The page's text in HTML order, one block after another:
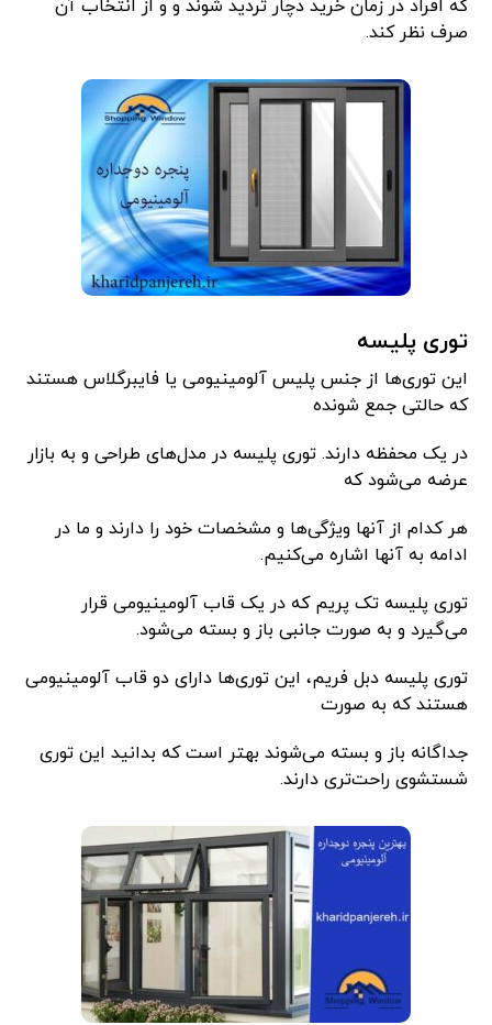
که افراد در زمان خرید دچار تردید شوند و و از انتخاب آن
صرف نظر کند.
توری پلیسه
این توری‌ها از جنس پلیس آلومینیومی یا فایبرگلاس هستند
که حالتی جمع شونده
در یک محفظه دارند. توری پلیسه در مدل‌های طراحی و به بازار
عرضه می‌شود که
هر کدام از آنها ویژگی‌ها و مشخصات خود را دارند و ما در
ادامه به آنها اشاره می‌کنیم.
توری پلیسه تک پریم که در یک قاب آلومینیومی قرار
می‌گیرد و به صورت جانبی باز و بسته می‌شود.
توری پلیسه دبل فریم، این توری‌ها دارای دو قاب آلومینیومی
هستند که به صورت
جداگانه باز و بسته می‌شوند بهتر است که بدانید این توری
شستشوی راحت‌تری دارند.